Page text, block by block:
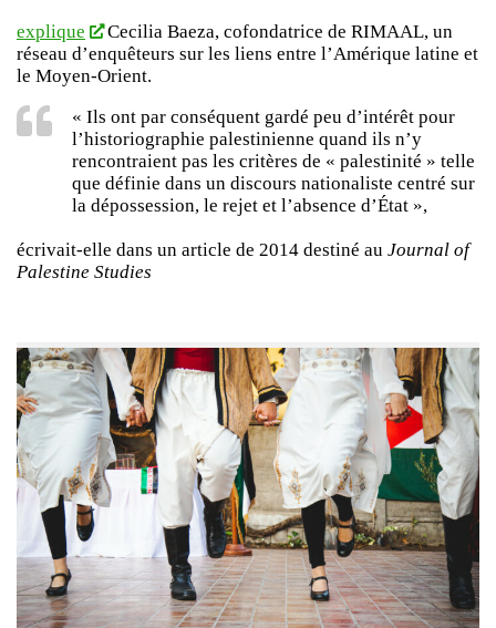
explique
Cecilia Baeza, cofondatrice de RIMAAL, un
réseau d’enquêteurs sur les liens entre l’Amérique latine et
le Moyen-Orient.
« Ils ont par conséquent gardé peu d’intérêt pour
l’historiographie palestinienne quand ils n’y
rencontraient pas les critères de « palestinité » telle
que définie dans un discours nationaliste centré sur
la dépossession, le rejet et l’absence d’État »,
écrivait-elle dans un article de 2014 destiné au Journal of
Palestine Studies